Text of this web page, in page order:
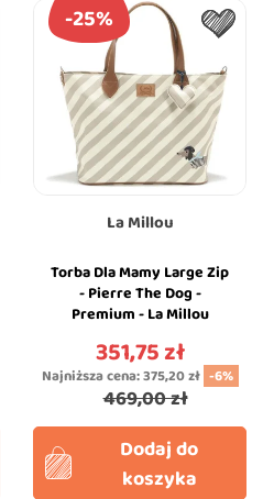
La Millou
Torba Dla Mamy Large Zip
- Pierre The Dog -
Premium - La Millou
Cena
351,75 zł
Najniższa cena:375,20 zł -6%
469,00 zł
-25%
Dodaj do
koszyka